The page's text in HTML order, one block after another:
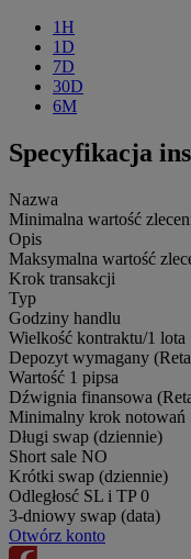
1H
1D
7D
30D
6M
Specyfikacja
Nazwa
Minimalna wartość
Opis
Maksymalna wartość
Krok transakcji
Typ
Godziny handlu
Wielkość kontraktu/1 lota
Depozyt wymagany
Wartość 1 pipsa
Dźwignia finansowa
Minimalny krok notowań
Długi swap (dziennie)
Short sale NO
Krótki swap (dziennie)
Odległosć SL i TP 0
3-dniowy swap (data)
Otwórz konto